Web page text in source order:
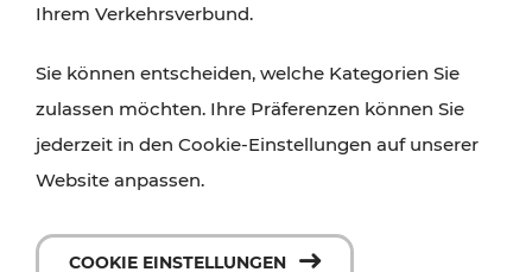
Ihrem Verkehrsverbund.
Sie können entscheiden, welche Kategorien Sie
zulassen möchten. Ihre Präferenzen können Sie
jederzeit in den Cookie-Einstellungen auf unserer
Website anpassen.
COOKIE EINSTELLUNGEN